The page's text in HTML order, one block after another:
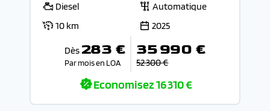
Diesel
Automatique
10 km
2025
Dès 283 €
Par mois en LOA
35 990 €
52 300 €
Economisez16 310 €